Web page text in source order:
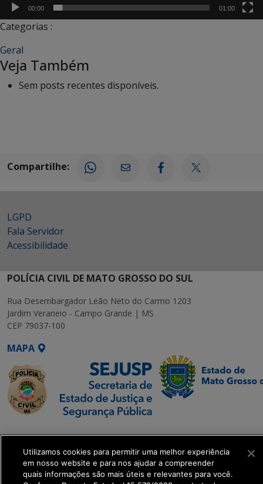
00:00 01:00
Categorias :
Geral
Veja Também
Sem posts recentes disponíveis.
Compartilhe:
LGPD
Fala Servidor
Acessibilidade
POLÍCIA CIVIL DE MATO GROSSO DO SUL
Rua Desembargador Leão Neto do Carmo 1203
Jardim Veraneio - Campo Grande | MS
CEP 79037-100
MAPA
SETDIG | Secretaria-
Executiva de
Transformação Digital
Utilizamos cookies para permitir uma melhor experiência
em nosso website e para nos ajudar a compreender
quais informações são mais úteis e relevantes para você.